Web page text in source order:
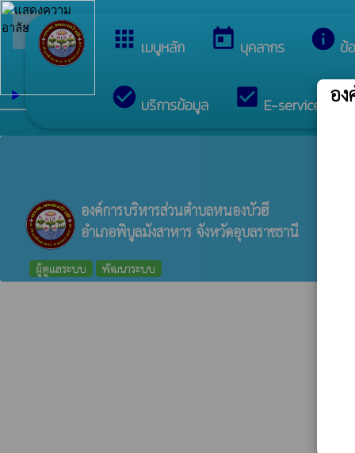
apps เมนูหลัก today บุคลากร info ข้
check_circle บริการข้อมูล check_box E-services
arrow_back_iosกลับเมนูหลัก ยินดีต้อนรับสู่เว็บไซต์
play_arrowองค์ความรู้ที่สนับสนุน วิสัยทัศน์ พันธกิจ ยุทธศาส
องค์การบริหารส่วนตำบลหนองบัวฮี
อำเภอพิบูลมังสาหาร จังหวัดอุบลราชธานี
ผู้ดูแลระบบ พัฒนาระบบ
อ